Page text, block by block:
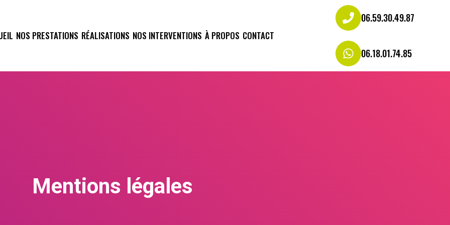
NOS PRESTATIONS RÉALISATIONS NOS INTERVENTIONS À PROPOS CONTACT
06.59.30.49.87
06.18.01.74.85
Mentions légales